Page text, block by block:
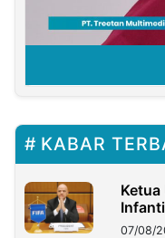
KABAR
Ketua
07/08/